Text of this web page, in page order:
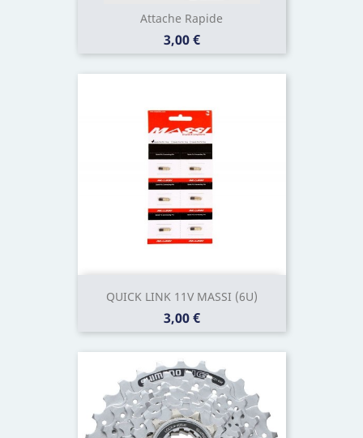
Attache Rapide
Prix
3,00 €
QUICK LINK 11V MASSI (6U)
Prix
3,00 €